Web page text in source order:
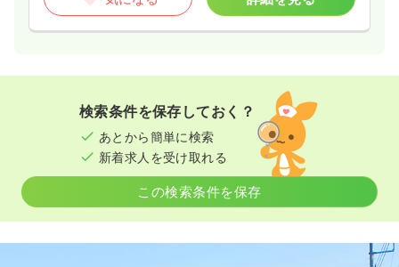
検索条件を保存しておく？
あとから簡単に検索
新着求人を受け取れる
この検索条件を保存